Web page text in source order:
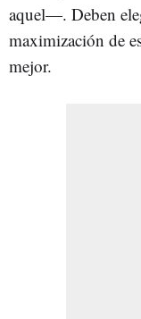
aquel—. Deben
maximización de
mejor.